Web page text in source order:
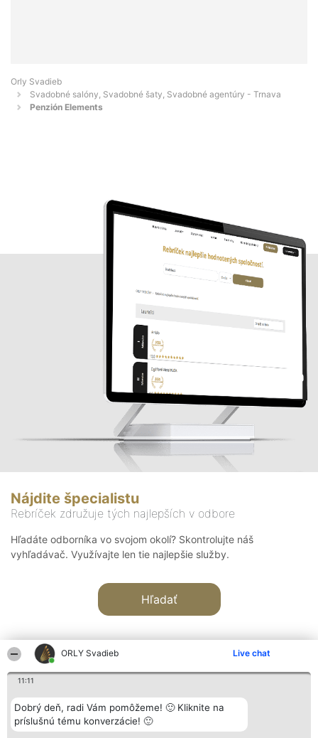
ORLY Svadieb Live chat
11:11
Dobrý deň, radi Vám pomôžeme! 🙂 Kliknite na
príslušnú tému konverzácie! 🙂
Orly Svadieb
Svadobné salóny, Svadobné šaty, Svadobné agentúry - Trnava
Penzión Elements
Nájdite špecialistu
Rebríček združuje tých najlepších v odbore
Hľadáte odborníka vo svojom okolí? Skontrolujte náš
vyhľadávač. Využívajte len tie najlepšie služby.
Hľadať
Organizátor hodnotenia
Bright Side Solutions sp. z o.
o. sp. k.
Hodnotenie
Laureáti
Lista
Kontakt
Kontakt